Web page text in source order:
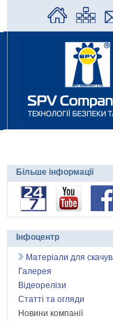
Більше інформації
Інфоцентр
Матеріали для
Галерея
Відеорелізи
Статті та огляди
Новини компанії